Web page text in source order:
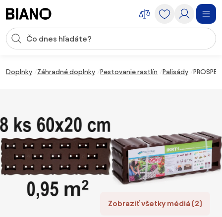
Vstup pre vyhľadávanie
Doplnky Záhradné doplnky Pestovanie rastlín Palisády
Zobraziť všetky médiá (2)